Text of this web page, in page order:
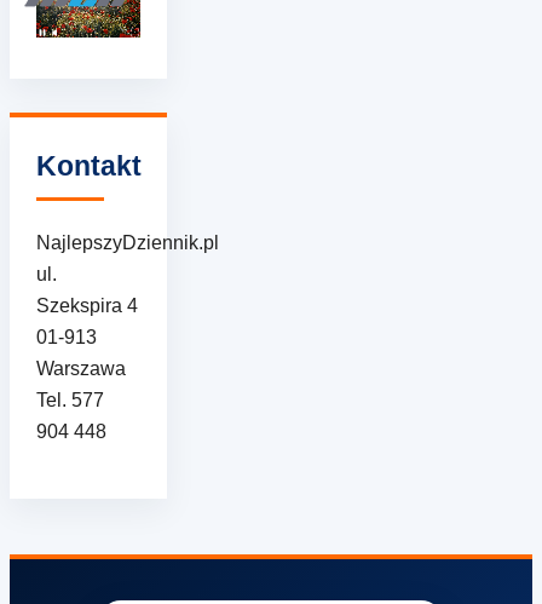
Kontakt
NajlepszyDziennik.pl
ul.
Szekspira 4
01-913
Warszawa
Tel. 577
904 448